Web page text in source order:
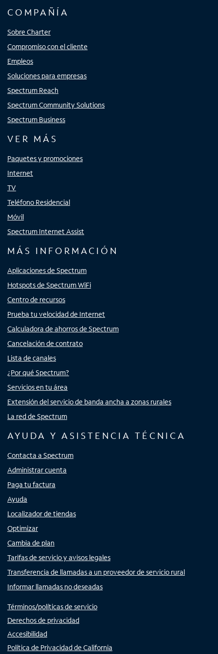
COMPAÑÍA
Sobre Charter
Compromiso con el cliente
Empleos
Soluciones para empresas
Spectrum Reach
Spectrum Community Solutions
Spectrum Business
VER MÁS
Paquetes y promociones
Internet
TV
Teléfono Residencial
Móvil
Spectrum Internet Assist
MÁS INFORMACIÓN
Aplicaciones de Spectrum
Hotspots de Spectrum WiFi
Centro de recursos
Prueba tu velocidad de Internet
Calculadora de ahorros de Spectrum
Cancelación de contrato
Lista de canales
¿Por qué Spectrum?
Servicios en tu área
Extensión del servicio de banda ancha a zonas rurales
La red de Spectrum
AYUDA Y ASISTENCIA TÉCNICA
Contacta a Spectrum
Administrar cuenta
Paga tu factura
Ayuda
Localizador de tiendas
Optimizar
Cambia de plan
Tarifas de servicio y avisos legales
Transferencia de llamadas a un proveedor de servicio rural
Informar llamadas no deseadas
Términos/políticas de servicio
Derechos de privacidad
Accesibilidad
Política de Privacidad de California